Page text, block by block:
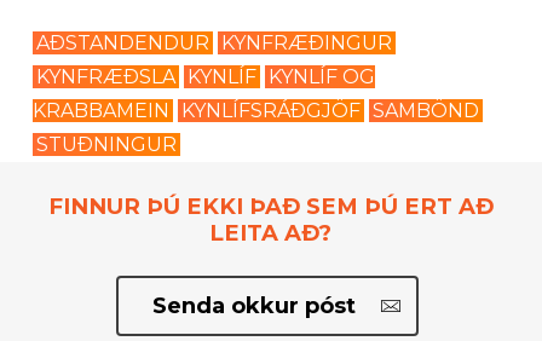
AÐSTANDENDUR
KYNFRÆÐINGUR
KYNFRÆÐSLA KYNLÍF KYNLÍF OG
KRABBAMEIN
KYNLÍFSRÁÐGJÖF SAMBÖND
STUÐNINGUR
FINNUR ÞÚ EKKI ÞAÐ SEM ÞÚ ERT AÐ
LEITA AÐ?
Senda okkur póst